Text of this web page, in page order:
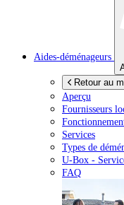
Aides-déménageurs
Retour au
Aperçu
Fournisseurs
Services
Types de
U-Box -
FAQ